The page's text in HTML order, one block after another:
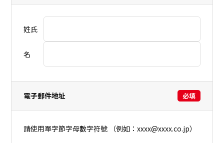
姓氏
名
電子郵件地址 必填
請使用單字節字母數字符號 （例如：xxxx@xxxx.co.jp）